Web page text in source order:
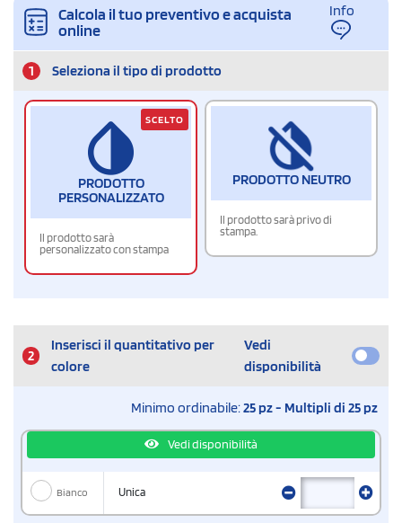
Calcola il tuo preventivo e acquista
online
Info
1 Seleziona il tipo di prodotto
PRODOTTO
PERSONALIZZATO
Il prodotto sarà
personalizzato con stampa
SCELTO
PRODOTTO NEUTRO
Il prodotto sarà privo di
stampa.
2
Inserisci il quantitativo per
colore
Vedi
disponibilità
Minimo ordinabile:25 pz - Multipli di 25 pz
Vedi disponibilità
Bianco Unica